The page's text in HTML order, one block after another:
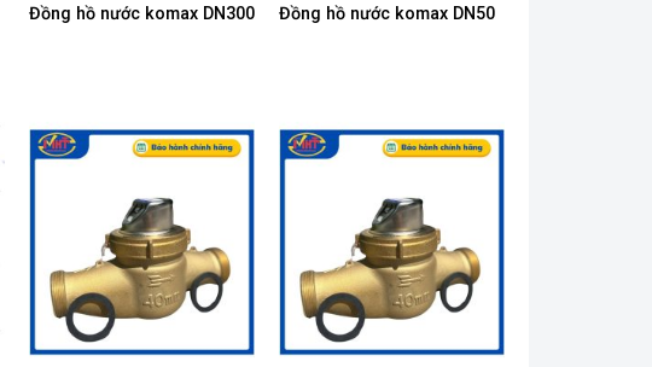
Đồng hồ nước komax DN300 Đồng hồ nước komax DN50